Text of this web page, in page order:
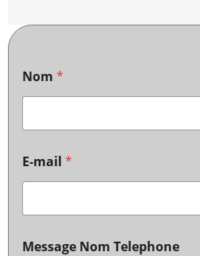
Nom *
E-mail *
Message Nom Telephone